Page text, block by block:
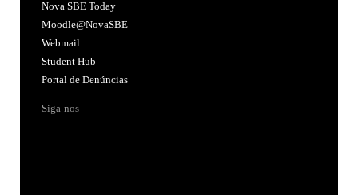
Nova SBE Today
Moodle@NovaSBE
Webmail
Student Hub
Portal de Denúncias
Siga-nos